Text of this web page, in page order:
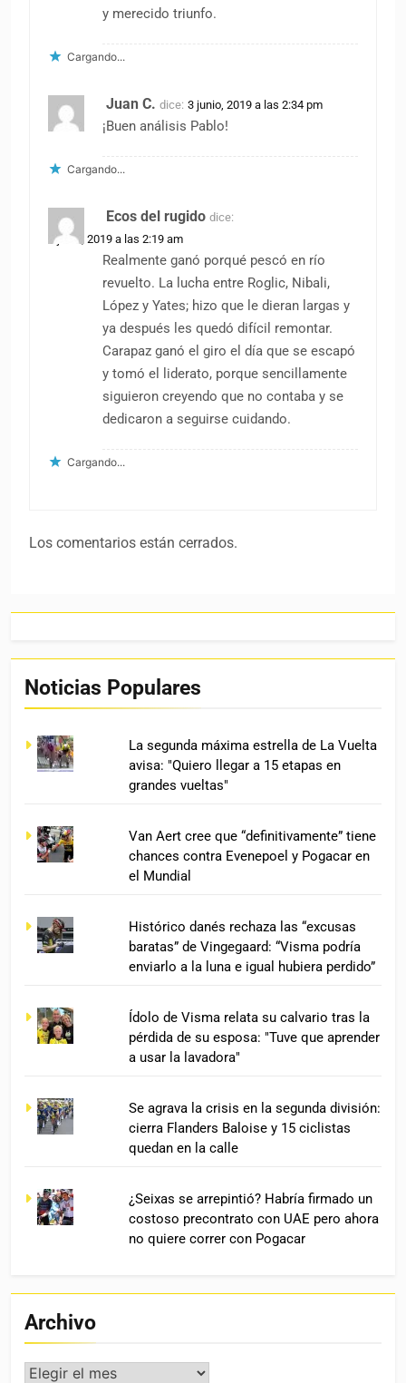
y merecido triunfo.
Cargando...
Juan C. dice: 3 junio, 2019 a las 2:34 pm
¡Buen análisis Pablo!
Cargando...
Ecos del rugido dice:
4 junio, 2019 a las 2:19 am
Realmente ganó porqué pescó en río
revuelto. La lucha entre Roglic, Nibali,
López y Yates; hizo que le dieran largas y
ya después les quedó difícil remontar.
Carapaz ganó el giro el día que se escapó
y tomó el liderato, porque sencillamente
siguieron creyendo que no contaba y se
dedicaron a seguirse cuidando.
Cargando...
Los comentarios están cerrados.
Noticias Populares
La segunda máxima estrella de La Vuelta
avisa: "Quiero llegar a 15 etapas en
grandes vueltas"
Van Aert cree que “definitivamente” tiene
chances contra Evenepoel y Pogacar en
el Mundial
Histórico danés rechaza las “excusas
baratas” de Vingegaard: “Visma podría
enviarlo a la luna e igual hubiera perdido”
Ídolo de Visma relata su calvario tras la
pérdida de su esposa: "Tuve que aprender
a usar la lavadora"
Se agrava la crisis en la segunda división:
cierra Flanders Baloise y 15 ciclistas
quedan en la calle
¿Seixas se arrepintió? Habría firmado un
costoso precontrato con UAE pero ahora
no quiere correr con Pogacar
Archivo
Archivo